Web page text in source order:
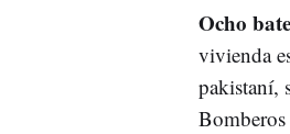
Ocho
vivienda
pakistaní,
Bomberos